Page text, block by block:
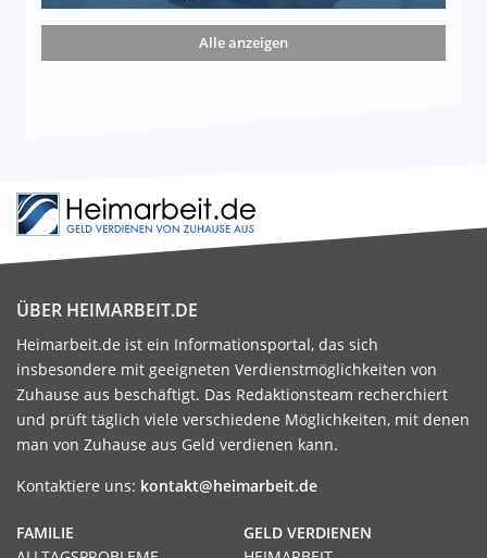
die 15 besten Möglichkeiten
Alle anzeigen
ÜBER HEIMARBEIT.DE
Heimarbeit.de ist ein Informationsportal, das sich
insbesondere mit geeigneten Verdienstmöglichkeiten von
Zuhause aus beschäftigt. Das Redaktionsteam recherchiert
und prüft täglich viele verschiedene Möglichkeiten, mit denen
man von Zuhause aus Geld verdienen kann.
Kontaktiere uns: kontakt@heimarbeit.de
GELD VERDIENEN
FAMILIE